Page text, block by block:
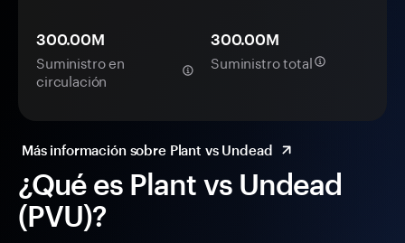
¿Qué es Plant vs Undead
(PVU)?
300.00M
Suministro en
circulación
300.00M
Suministro total
Más información sobre Plant vs Undead